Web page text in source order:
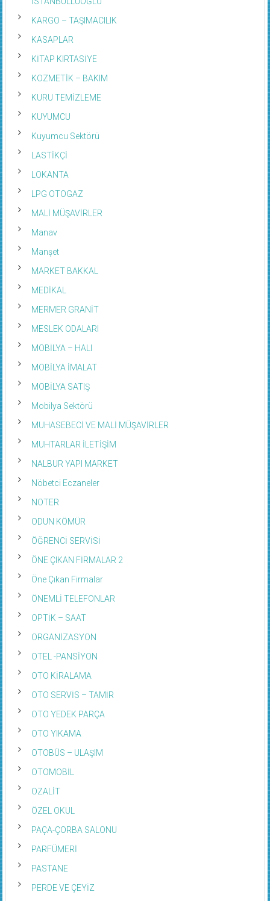
KARGO – TAŞIMACILIK
KASAPLAR
KİTAP KIRTASİYE
KOZMETİK – BAKIM
KURU TEMİZLEME
KUYUMCU
Kuyumcu Sektörü
LASTİKÇİ
LOKANTA
LPG OTOGAZ
MALİ MÜŞAVİRLER
Manav
Manşet
MARKET BAKKAL
MEDİKAL
MERMER GRANİT
MESLEK ODALARI
MOBİLYA – HALI
MOBİLYA İMALAT
MOBİLYA SATIŞ
Mobilya Sektörü
MUHASEBECİ VE MALİ MÜŞAVİRLER
MUHTARLAR İLETİŞİM
NALBUR YAPI MARKET
Nöbetci Eczaneler
NOTER
ODUN KÖMÜR
ÖĞRENCİ SERVİSİ
ÖNE ÇIKAN FİRMALAR 2
Öne Çıkan Firmalar
ÖNEMLİ TELEFONLAR
OPTİK – SAAT
ORGANİZASYON
OTEL -PANSİYON
OTO KİRALAMA
OTO SERVİS – TAMİR
OTO YEDEK PARÇA
OTO YIKAMA
OTOBÜS – ULAŞIM
OTOMOBİL
OZALİT
ÖZEL OKUL
PAÇA-ÇORBA SALONU
PARFÜMERİ
PASTANE
PERDE VE ÇEYİZ